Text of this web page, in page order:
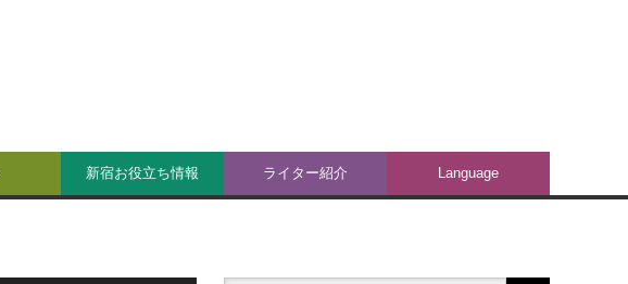
新宿お役立ち情報 ライター紹介 Language